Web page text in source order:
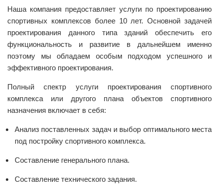
Наша компания предоставляет услуги по проектированию
спортивных комплексов более 10 лет. Основной задачей
проектирования данного типа зданий обеспечить его
функциональность и развитие в дальнейшем именно
поэтому мы обладаем особым подходом успешного и
эффективного проектирования.
Полный спектр услуги проектирования спортивного
комплекса или другого плана объектов спортивного
назначения включает в себя:
Анализ поставленных задач и выбор оптимального места
под постройку спортивного комплекса.
Составление генерального плана.
Составление технического задания.